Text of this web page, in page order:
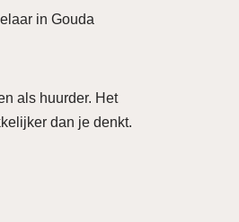
in Gouda
als huurder. Het
dan je denkt.